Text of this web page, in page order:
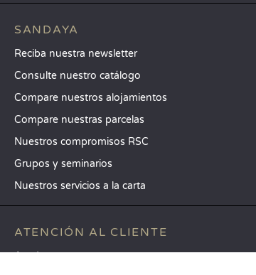
SANDAYA
Reciba nuestra newsletter
Consulte nuestro catálogo
Compare nuestros alojamientos
Compare nuestras parcelas
Nuestros compromisos RSC
Grupos y seminarios
Nuestros servicios a la carta
ATENCIÓN AL CLIENTE
Ayuda y contacto